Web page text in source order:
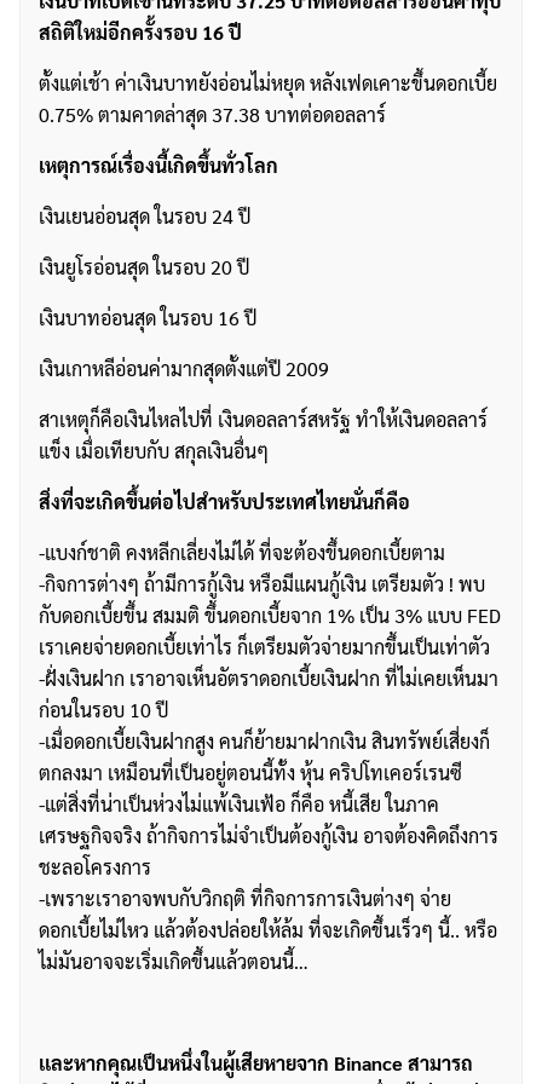
สถิติใหม่อีกครั้งรอบ 16 ปี
ตั้งแต่เช้า ค่าเงินบาทยังอ่อนไม่หยุด หลังเฟดเคาะขึ้นดอกเบี้ย
0.75% ตามคาดล่าสุด 37.38 บาทต่อดอลลาร์
เหตุการณ์เรื่องนี้เกิดขึ้นทั่วโลก
เงินเยนอ่อนสุด ในรอบ 24 ปี
เงินยูโรอ่อนสุด ในรอบ 20 ปี
เงินบาทอ่อนสุด ในรอบ 16 ปี
เงินเกาหลีอ่อนค่ามากสุดตั้งแต่ปี 2009
สาเหตุก็คือเงินไหลไปที่ เงินดอลลาร์สหรัฐ ทำให้เงินดอลลาร์
แข็ง เมื่อเทียบกับ สกุลเงินอื่นๆ
สิ่งที่จะเกิดขึ้นต่อไปสำหรับประเทศไทยนั่นก็คือ
-แบงก์ชาติ คงหลีกเลี่ยงไม่ได้ ที่จะต้องขึ้นดอกเบี้ยตาม
-กิจการต่างๆ ถ้ามีการกู้เงิน หรือมีแผนกู้เงิน เตรียมตัว ! พบ
กับดอกเบี้ยขึ้น สมมติ ขึ้นดอกเบี้ยจาก 1% เป็น 3% แบบ FED
เราเคยจ่ายดอกเบี้ยเท่าไร ก็เตรียมตัวจ่ายมากขึ้นเป็นเท่าตัว
-ฝั่งเงินฝาก เราอาจเห็นอัตราดอกเบี้ยเงินฝาก ที่ไม่เคยเห็นมา
ก่อนในรอบ 10 ปี
-เมื่อดอกเบี้ยเงินฝากสูง คนก็ย้ายมาฝากเงิน สินทรัพย์เสี่ยงก็
ตกลงมา เหมือนที่เป็นอยู่ตอนนี้ทั้ง หุ้น คริปโทเคอร์เรนซี
-แต่สิ่งที่น่าเป็นห่วงไม่แพ้เงินเฟ้อ ก็คือ หนี้เสีย ในภาค
เศรษฐกิจจริง ถ้ากิจการไม่จำเป็นต้องกู้เงิน อาจต้องคิดถึงการ
ชะลอโครงการ
-เพราะเราอาจพบกับวิกฤติ ที่กิจการการเงินต่างๆ จ่าย
ดอกเบี้ยไม่ไหว แล้วต้องปล่อยให้ล้ม ที่จะเกิดขึ้นเร็วๆ นี้.. หรือ
ไม่มันอาจจะเริ่มเกิดขึ้นแล้วตอนนี้…
เเละหากคุณเป็นหนึ่งในผู้เสียหายจาก Binance สามารถ